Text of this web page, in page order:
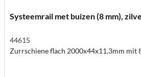
Systeemrail met buizen (8 mm),
44615
Zurrschiene flach 2000x44x11,3mm mit